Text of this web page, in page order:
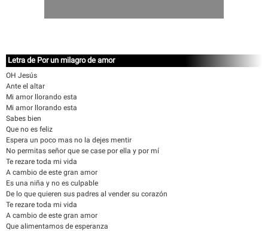
Letra de Por un milagro de amor
OH Jesús
Ante el altar
Mi amor llorando esta
Mi amor llorando esta
Sabes bien
Que no es feliz
Espera un poco mas no la dejes mentir
No permitas señor que se case por ella y por mí
Te rezare toda mi vida
A cambio de este gran amor
Es una niña y no es culpable
De lo que quieren sus padres al vender su corazón
Te rezare toda mi vida
A cambio de este gran amor
Que alimentamos de esperanza